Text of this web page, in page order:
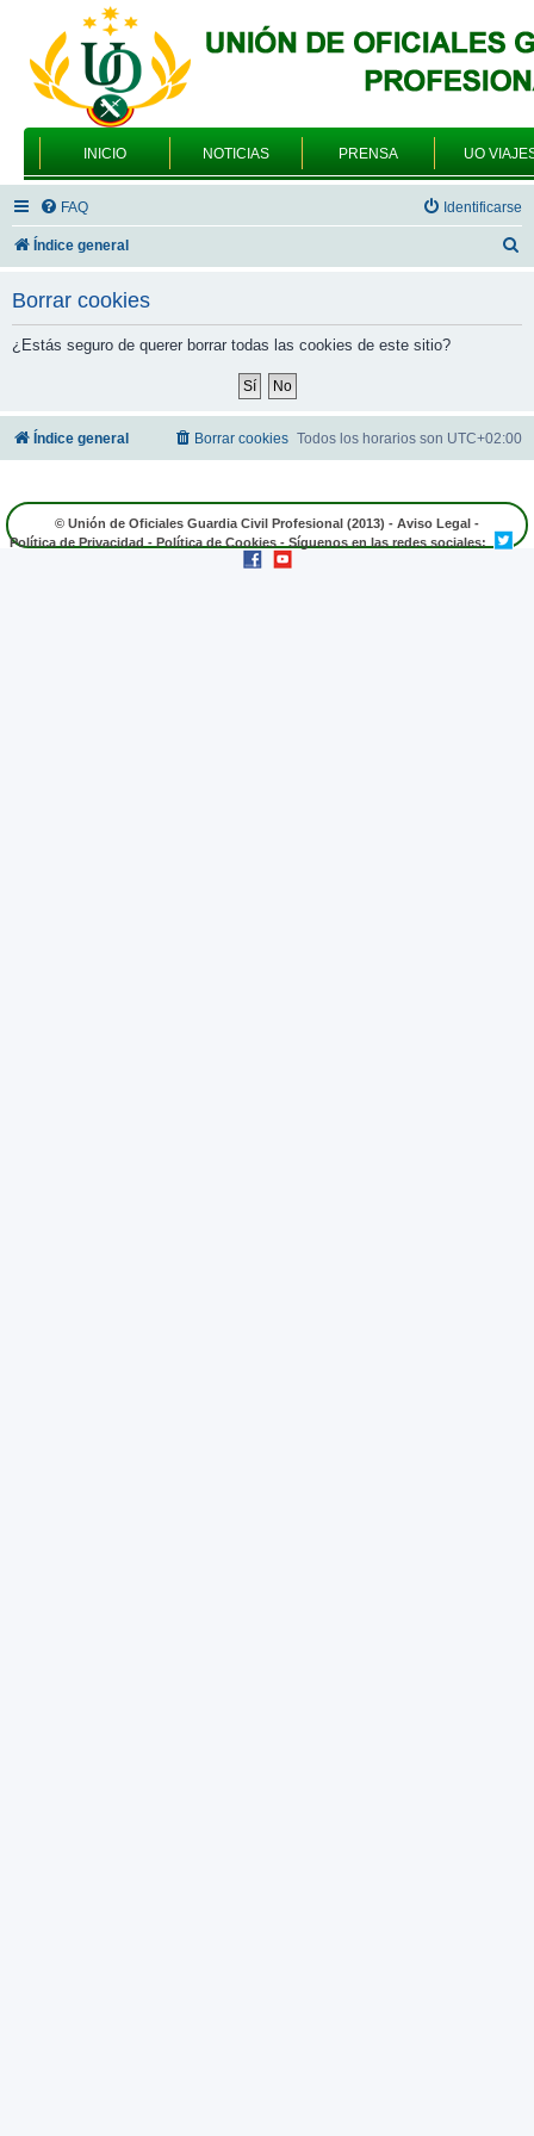
INICIO NOTICIAS PRENSA UO
FAQ Identificarse
Índice general
Borrar cookies
¿Estás seguro de querer borrar todas las cookies de este sitio?
Índice general Todos los horarios son UTC+02:00
Borrar cookies
© Unión de Oficiales Guardia Civil Profesional (2013) - Aviso Legal -
Política de Privacidad - Política de Cookies - Síguenos en las redes sociales: